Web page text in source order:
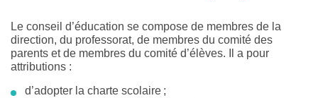
Le conseil d’éducation se compose de membres de la
direction, du professorat, de membres du comité des
parents et de membres du comité d’élèves. Il a pour
attributions :
d’adopter la charte scolaire ;